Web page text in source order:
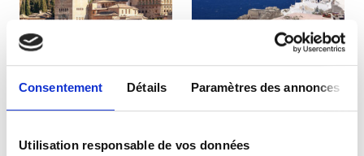
Consentement Détails Paramètres des annonces
Utilisation responsable de vos données
Patients porteurs de l’hépatite B
CEAM
Espagne Grèce